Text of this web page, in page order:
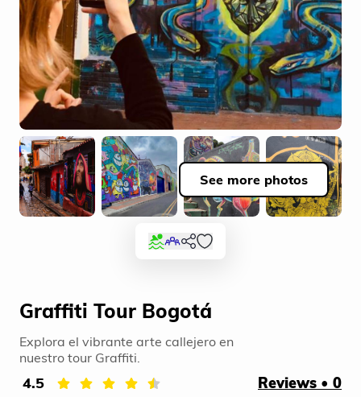
See more photos
Graffiti Tour Bogotá
Explora el vibrante arte callejero en
nuestro tour Graffiti.
4.5 Reviews • 0